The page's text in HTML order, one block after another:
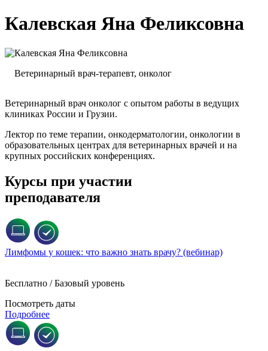
Калевская Яна Феликсовна
Ветеринарный врач-терапевт, онколог
Ветеринарный врач онколог с опытом работы в ведущих
клиниках России и Грузии.
Лектор по теме терапии, онкодерматологии, онкологии в
образовательных центрах для ветеринарных врачей и на
крупных российских конференциях.
Курсы при участии
преподавателя
Лимфомы у кошек: что важно знать врачу? (вебинар)
Бесплатно / Базовый уровень
Посмотреть даты
Подробнее